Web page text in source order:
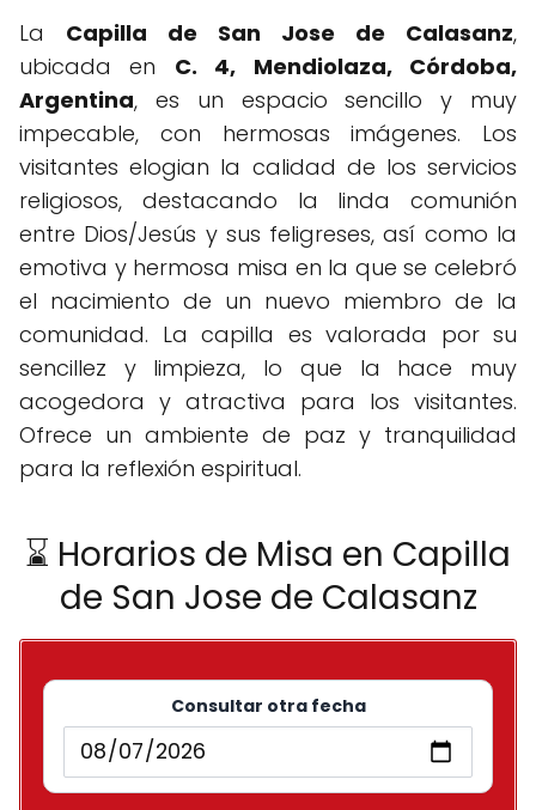
La Capilla de San Jose de Calasanz,
ubicada en C. 4, Mendiolaza, Córdoba,
Argentina, es un espacio sencillo y muy
impecable, con hermosas imágenes. Los
visitantes elogian la calidad de los servicios
religiosos, destacando la linda comunión
entre Dios/Jesús y sus feligreses, así como la
emotiva y hermosa misa en la que se celebró
el nacimiento de un nuevo miembro de la
comunidad. La capilla es valorada por su
sencillez y limpieza, lo que la hace muy
acogedora y atractiva para los visitantes.
Ofrece un ambiente de paz y tranquilidad
para la reflexión espiritual.
⌛ Horarios de Misa en Capilla
de San Jose de Calasanz
Consultar otra fecha